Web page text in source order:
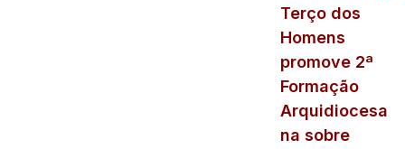
Terço dos
Homens
promove 2ª
Formação
Arquidiocesa
na sobre